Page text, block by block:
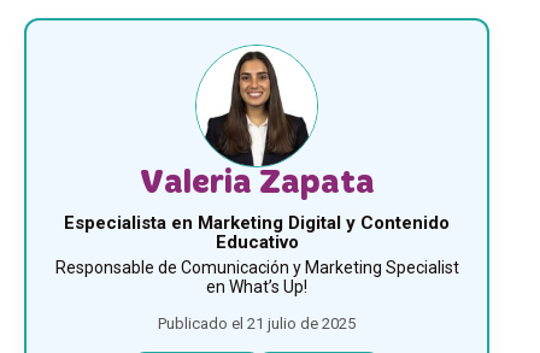
Valeria Zapata
Especialista en Marketing Digital y Contenido
Educativo
Responsable de Comunicación y Marketing Specialist
en What’s Up!
Publicado el 21 julio de 2025